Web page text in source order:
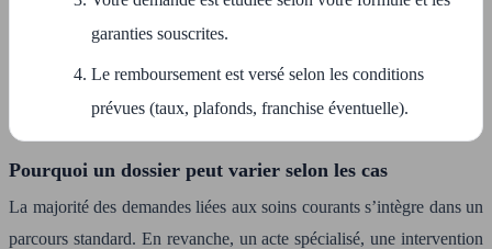
garanties souscrites.
Le remboursement est versé selon les conditions
prévues (taux, plafonds, franchise éventuelle).
Pourquoi un dossier peut varier selon les cas
La majorité des demandes liées aux soins courants s’intègre dans un
parcours standard. En revanche, un acte spécialisé, une intervention